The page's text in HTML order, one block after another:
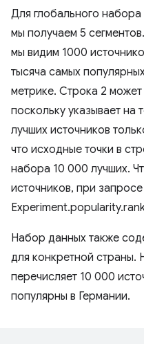
Для глобального
мы получаем 5
мы видим 1000
тысяча самых
метрике. Строка 2
поскольку указывает на
лучших источников
что исходные точки в
набора 10 000 лучших.
источников, при
Набор данных также
для конкретной страны.
перечисляет 10 000
популярны в Германии.